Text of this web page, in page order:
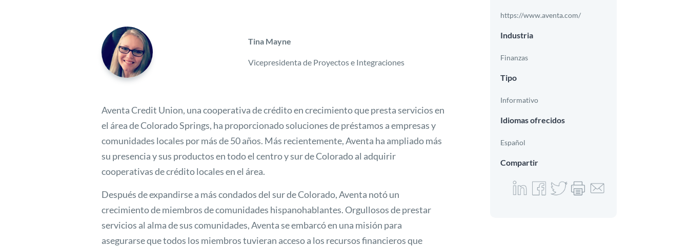
Tina Mayne
Vicepresidenta de Proyectos e Integraciones
Aventa Credit Union, una cooperativa de crédito en crecimiento que presta servicios en
el área de Colorado Springs, ha proporcionado soluciones de préstamos a empresas y
comunidades locales por más de 50 años. Más recientemente, Aventa ha ampliado más
su presencia y sus productos en todo el centro y sur de Colorado al adquirir
cooperativas de crédito locales en el área.
Después de expandirse a más condados del sur de Colorado, Aventa notó un
crecimiento de miembros de comunidades hispanohablantes. Orgullosos de prestar
servicios al alma de sus comunidades, Aventa se embarcó en una misión para
asegurarse que todos los miembros tuvieran acceso a los recursos financieros que
https://www.aventa.com/
Industria
Finanzas
Tipo
Informativo
Idiomas ofrecidos
Español
Compartir